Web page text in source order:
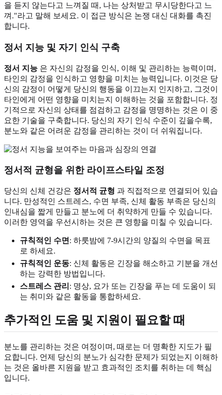
을 듣지 않는다고 느껴질 때, 나는 상처받고 무시당한다고 느
껴."라고 말해 보세요. 이 접근 방식은 논쟁 대신 대화를 촉진
합니다.
정서 지능 및 자기 인식 구축
정서 지능 은 자신의 감정을 인식, 이해 및 관리하는 능력이며,
타인의 감정을 인식하고 영향을 미치는 능력입니다. 이것은 당
신의 감정이 어떻게 당신의 행동을 이끄는지 인지하고, 그것이
타인에게 어떤 영향을 미치는지 이해하는 것을 포함합니다. 정
기적으로 자신의 상태를 점검하고 감정을 명명하는 것은 이 중
요한 기술을 구축합니다. 당신의 자기 인식 수준이 깊을수록,
분노와 같은 어려운 감정을 관리하는 것이 더 쉬워집니다.
정서적 균형을 위한 라이프스타일 조정
당신의 신체 건강은 정서적 균형 과 직접적으로 연결되어 있습
니다. 만성적인 스트레스, 수면 부족, 신체 활동 부족은 당신의
인내심을 짧게 만들고 분노에 더 취약하게 만들 수 있습니다.
이러한 영역을 우선시하는 것은 큰 영향을 미칠 수 있습니다.
규칙적인 수면 : 하룻밤에 7-9시간의 양질의 수면을 목표
로 하세요.
규칙적인 운동: 신체 활동은 긴장을 해소하고 기분을 개선
하는 강력한 방법입니다.
스트레스 관리 : 명상, 요가 또는 긴장을 푸는 데 도움이 되
는 취미와 같은 활동을 통합하세요.
추가적인 도움 및 지원이 필요할 때
분노를 관리하는 것은 여정이며, 때로는 더 명확한 지도가 필
요합니다. 언제 당신의 분노가 심각한 문제가 되었는지 이해하
는 것은 올바른 지원을 받고 효과적인 조치를 취하는 데 핵심
입니다.